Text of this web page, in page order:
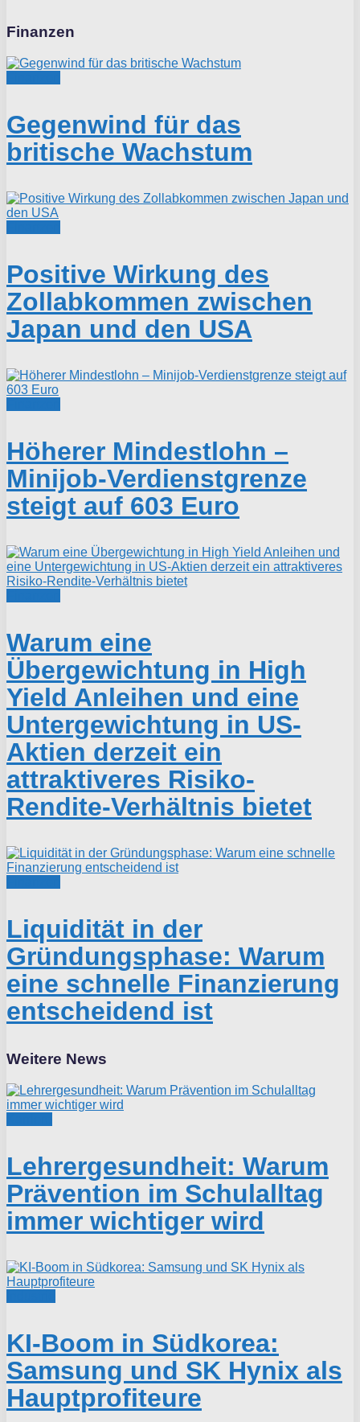
Finanzen
Gegenwind für das
britische Wachstum
Positive Wirkung des
Zollabkommen zwischen
Japan und den USA
Höherer Mindestlohn –
Minijob-Verdienstgrenze
steigt auf 603 Euro
Warum eine
Übergewichtung in High
Yield Anleihen und eine
Untergewichtung in US-
Aktien derzeit ein
attraktiveres Risiko-
Rendite-Verhältnis bietet
Liquidität in der
Gründungsphase: Warum
eine schnelle Finanzierung
entscheidend ist
Weitere News
Lehrergesundheit: Warum
Prävention im Schulalltag
immer wichtiger wird
KI-Boom in Südkorea:
Samsung und SK Hynix als
Hauptprofiteure